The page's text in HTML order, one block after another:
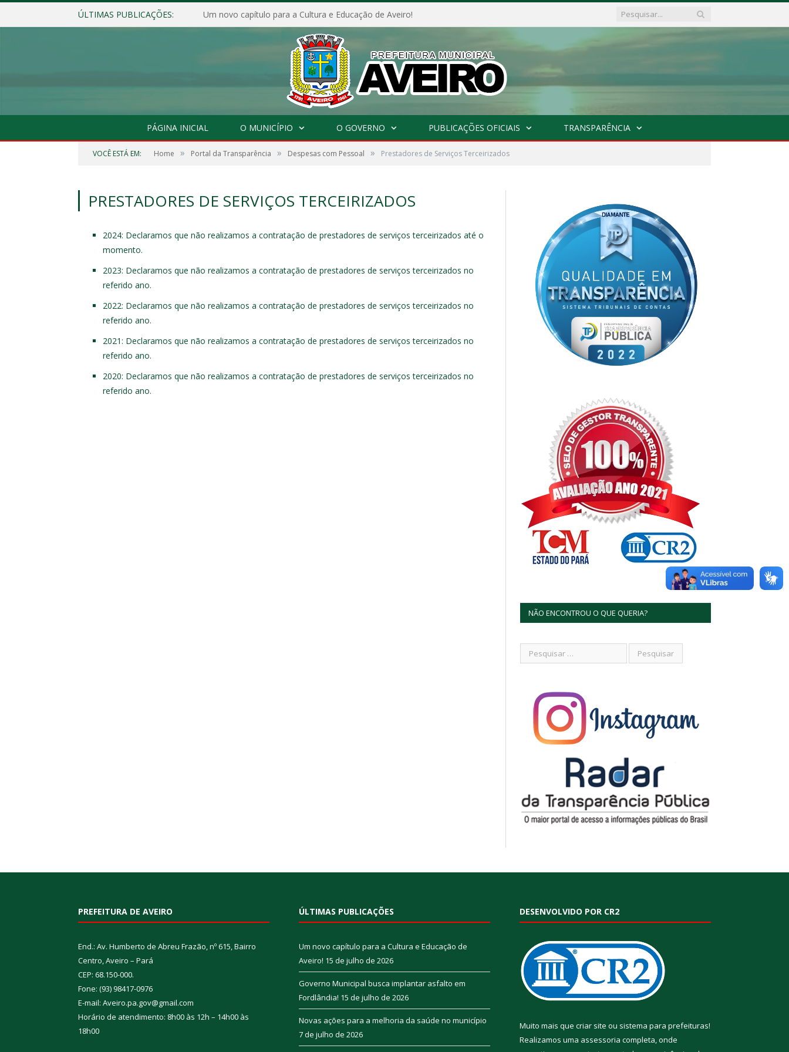
ÚLTIMAS PUBLICAÇÕES: Um novo capítulo para a Cultura e Educação de Aveiro!
PÁGINA INICIAL O MUNICÍPIO O GOVERNO PUBLICAÇÕES OFICIAIS TRANSPARÊNCIA
VOCÊ ESTÁ EM: Home » Portal da Transparência » Despesas com Pessoal » Prestadores de Serviços Terceirizados
PRESTADORES DE SERVIÇOS TERCEIRIZADOS
2024: Declaramos que não realizamos a contratação de prestadores de serviços terceirizados até o
momento.
2023: Declaramos que não realizamos a contratação de prestadores de serviços terceirizados no
referido ano.
2022: Declaramos que não realizamos a contratação de prestadores de serviços terceirizados no
referido ano.
2021: Declaramos que não realizamos a contratação de prestadores de serviços terceirizados no
referido ano.
2020: Declaramos que não realizamos a contratação de prestadores de serviços terceirizados no
referido ano.
NÃO ENCONTROU O QUE QUERIA?
PREFEITURA DE AVEIRO
End.: Av. Humberto de Abreu Frazão, nº 615, Bairro
Centro, Aveiro – Pará
CEP: 68.150-000.
Fone: (93) 98417-0976
E-mail: Aveiro.pa.gov@gmail.com
Horário de atendimento: 8h00 às 12h – 14h00 às
18h00
ÚLTIMAS PUBLICAÇÕES
Um novo capítulo para a Cultura e Educação de
Aveiro! 15 de julho de 2026
Governo Municipal busca implantar asfalto em
Fordlândia! 15 de julho de 2026
Novas ações para a melhoria da saúde no município
7 de julho de 2026
DESENVOLVIDO POR CR2
Muito mais que criar site ou sistema para prefeituras!
Realizamos uma assessoria completa, onde